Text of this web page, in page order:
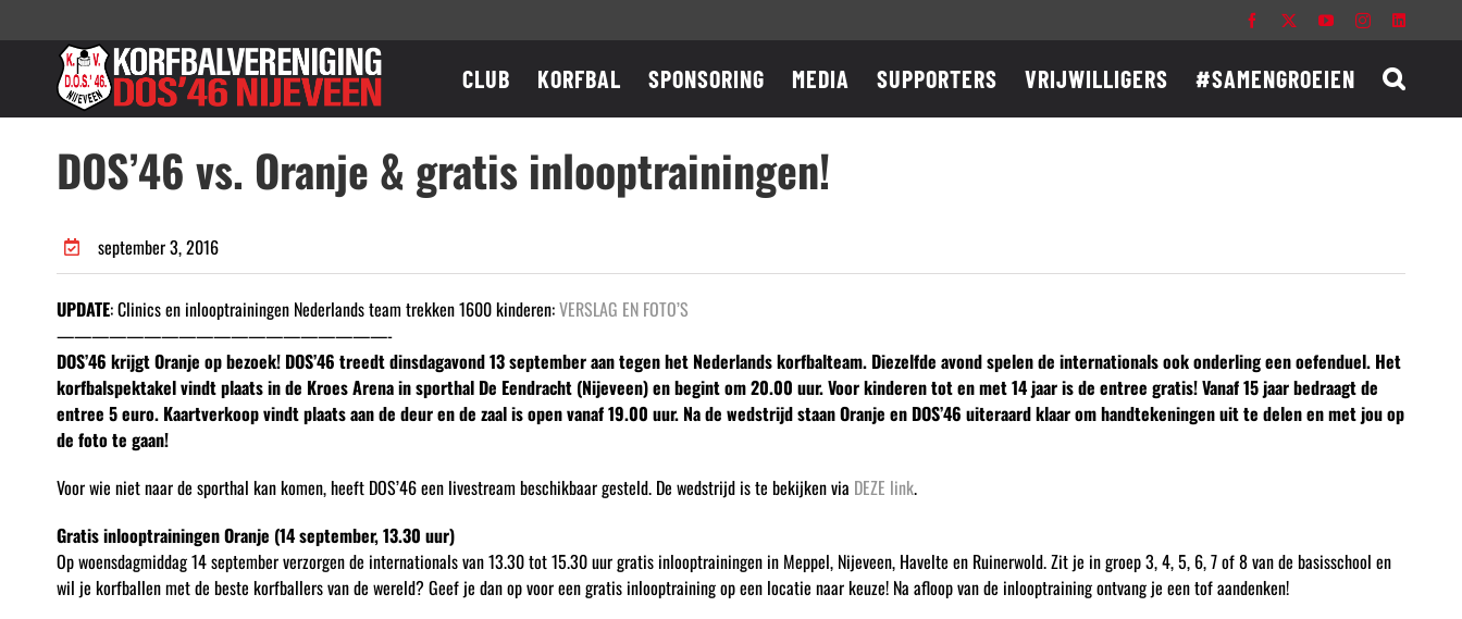
naar
Facebook YouTubeInstagram
CLUB KORFBAL SPONSORING MEDIA SUPPORTERS VRIJWILLIGERS #SAMENGROEIEN
DOS’46 vs. Oranje & gratis inlooptrainingen!
september 3, 2016
UPDATE: Clinics en inlooptrainingen Nederlands team trekken 1600 kinderen:VERSLAG EN FOTO’S
———————————————————-
DOS’46 krijgt Oranje op bezoek! DOS’46 treedt dinsdagavond 13 september aan tegen het Nederlands korfbalteam. Diezelfde avond spelen de internationals ook onderling een oefenduel. Het
korfbalspektakel vindt plaats in de Kroes Arena in sporthal De Eendracht (Nijeveen) en begint om 20.00 uur. Voor kinderen tot en met 14 jaar is de entree gratis! Vanaf 15 jaar bedraagt de
entree 5 euro. Kaartverkoop vindt plaats aan de deur en de zaal is open vanaf 19.00 uur. Na de wedstrijd staan Oranje en DOS’46 uiteraard klaar om handtekeningen uit te delen en met jou op
de foto te gaan!
Voor wie niet naar de sporthal kan komen, heeft DOS’46 een livestream beschikbaar gesteld. De wedstrijd is te bekijken via DEZE link.
Gratis inlooptrainingen Oranje (14 september, 13.30 uur)
Op woensdagmiddag 14 september verzorgen de internationals van 13.30 tot 15.30 uur gratis inlooptrainingen in Meppel, Nijeveen, Havelte en Ruinerwold. Zit je in groep 3, 4, 5, 6, 7 of 8 van de basisschool en
wil je korfballen met de beste korfballers van de wereld? Geef je dan op voor een gratis inlooptraining op een locatie naar keuze! Na afloop van de inlooptraining ontvang je een tof aandenken!